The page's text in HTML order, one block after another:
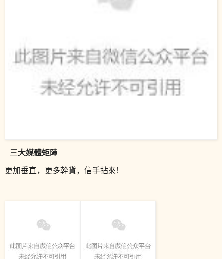
三大媒體矩陣
更加垂直，更多幹貨，信手拈來！